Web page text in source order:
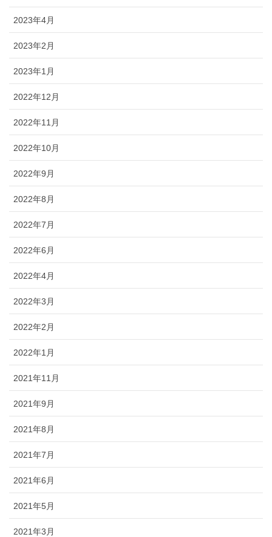
2023年4月
2023年2月
2023年1月
2022年12月
2022年11月
2022年10月
2022年9月
2022年8月
2022年7月
2022年6月
2022年4月
2022年3月
2022年2月
2022年1月
2021年11月
2021年9月
2021年8月
2021年7月
2021年6月
2021年5月
2021年3月